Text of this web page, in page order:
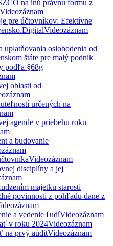
na inú právnu formu z
Videozáznam
pre účtovníkov: Efektívne
Videozáznam
uplatňovania oslobodenia od
štáte pre malý podnik
podľa §68g
oblasti od
určených na
agende v priebehu roku
a budovanie
Videozáznam
disciplíny a jej
majetku starosti
povinnosti z pohľadu dane z
a vedenie ľudíVideozáznam
v roku 2024Videozáznam
na prvý auditVideozáznam